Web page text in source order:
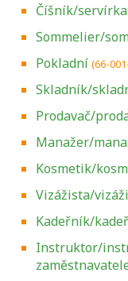
Číšník/servírka
Sommelier/
Pokladní (66-
Skladník/
Prodavač/
Manažer/
Kosmetik/
Vizážista/
Kadeřník/
Instruktor/